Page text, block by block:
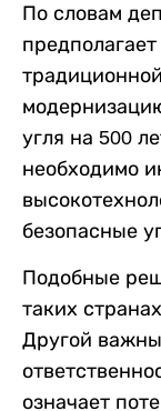
По словам
угля на 500
необходимо
безопасные
Подобные
таких
Другой
означает